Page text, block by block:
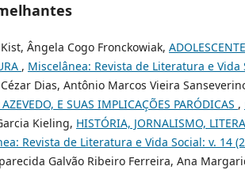
Ângela Cogo Fronckowiak,
, Miscelânea: Revista de Literatura e Vida
Dias, Antônio Marcos Vieira
E SUAS IMPLICAÇÕES PARÓDICAS ,
Kieling, HISTÓRIA, JORNALISMO,
Revista de Literatura e Vida Social: v. 14
Galvão Ribeiro Ferreira, Ana